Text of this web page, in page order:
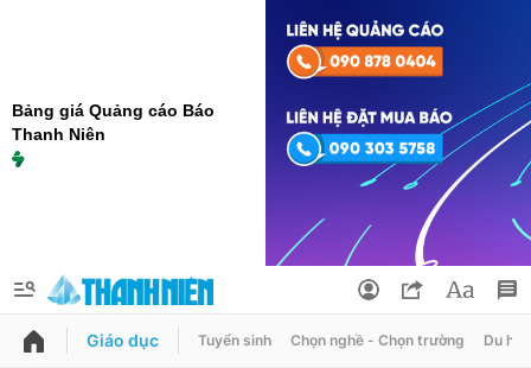
Bảng giá Quảng cáo Báo
Thanh Niên
QUẢNG CÁO ĐẶT BÁO
Giáo dục Tuyển sinh Chọn nghề - Chọn trường Du học